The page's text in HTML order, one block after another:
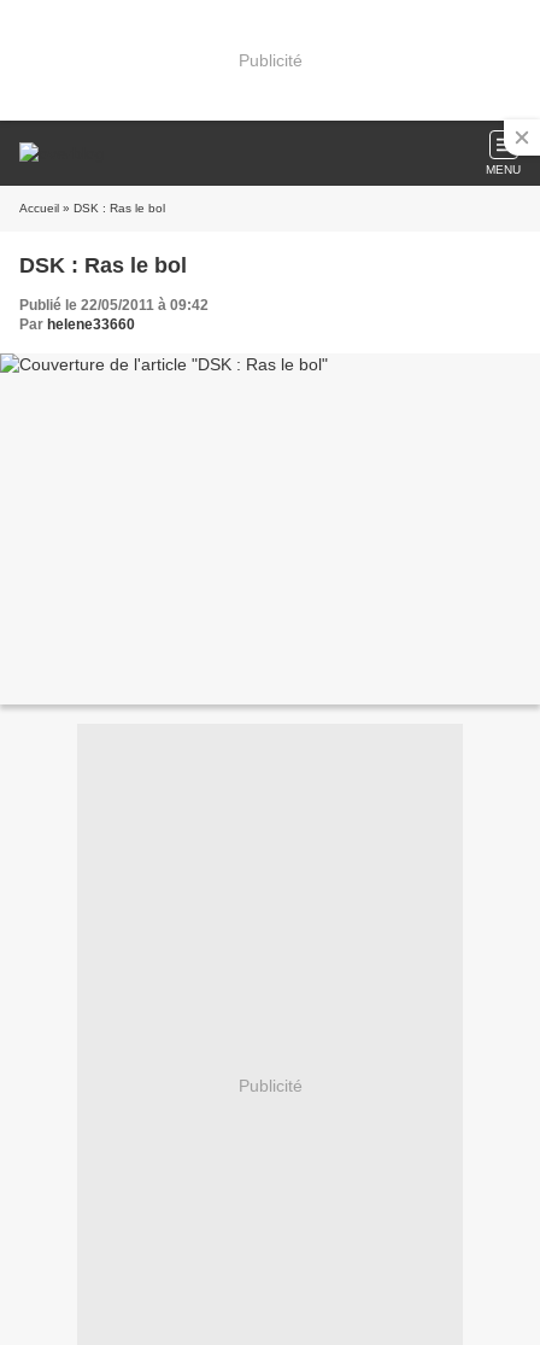
Publicité
MENU
Accueil » DSK : Ras le bol
DSK : Ras le bol
Publié le 22/05/2011 à 09:42
Par helene33660
Publicité